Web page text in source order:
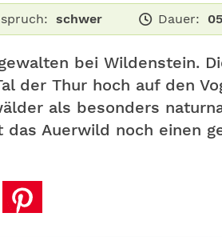
schwer Dauer:
bei Wildenstein.
der Thur hoch auf den
als besonders
das Auerwild noch einen